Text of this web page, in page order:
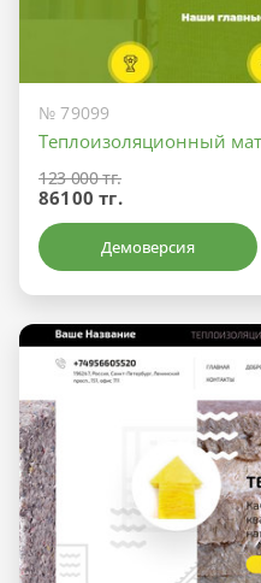
№ 79099
Теплоизоляционный
123 000 тг.
86100 тг.
Демоверсия